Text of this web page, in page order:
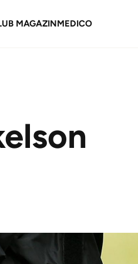
MAGAZINMEDICO